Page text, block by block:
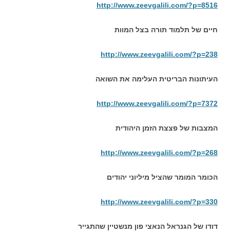
http://www.zeevgalili.com/?p=8516
חיים של תלמוד תורה בצל המוות
http://www.zeevgalili.com/?p=238
העיתונות הבריטית העלימה את השואה
http://www.zeevgalili.com/?p=7372
המצבות של פצצת הזמן היהודית
http://www.zeevgalili.com/?p=268
הכומר המומר שהציל מיליוני יהודים
http://www.zeevgalili.com/?p=330
דודו של הגנראל הנאצי פון מנשטיין שהתגייר